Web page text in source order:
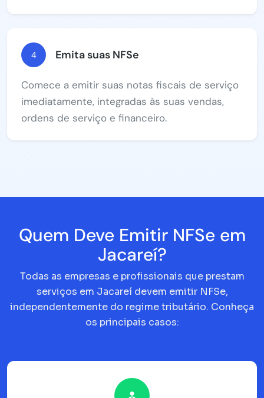
4 Emita suas NFSe
Comece a emitir suas notas fiscais de serviço
imediatamente, integradas às suas vendas,
ordens de serviço e financeiro.
Quem Deve Emitir NFSe em
Jacareí?
Todas as empresas e profissionais que prestam
serviços em Jacareí devem emitir NFSe,
independentemente do regime tributário. Conheça
os principais casos: